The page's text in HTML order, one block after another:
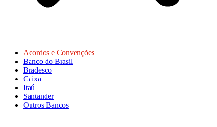
Acordos e Convenções
Banco do Brasil
Bradesco
Caixa
Itaú
Santander
Outros Bancos